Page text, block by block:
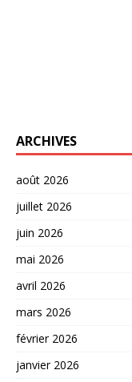
ARCHIVES
août 2026
juillet 2026
juin 2026
mai 2026
avril 2026
mars 2026
février 2026
janvier 2026